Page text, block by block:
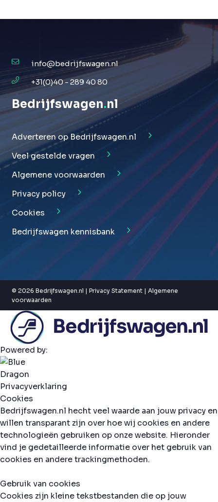
info@bedrijfswagen.nl
+31(0)40 - 289 40 80
Bedrijfswagen.nl
Adverteren op Bedrijfswagen.nl
Veel gestelde vragen
Algemene voorwaarden
Privacy policy
Cookies
Bedrijfswagen kennisbank
© 2026 Bedrijfswagen.nl | Privacy Statement | Algemene
voorwaarden
Powered by:
Privacyverklaring
Cookies
Bedrijfswagen.nl hecht veel waarde aan jouw privacy en
willen transparant zijn over hoe wij cookies en andere
technologieën gebruiken op onze website. Hieronder
vind je gedetailleerde informatie over het gebruik van
cookies en andere trackingmethoden.
Gebruik van cookies
Cookies zijn kleine tekstbestanden die op jouw